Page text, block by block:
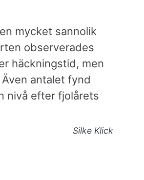
mycket sannolik
observerades
häckningstid, men
antalet fynd
nivå efter fjolårets
Silke Klick